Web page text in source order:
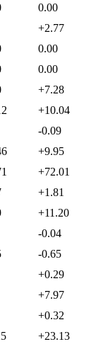
0.00
+2.77
0.00
0.00
+7.28
+10.04
-0.09
+9.95
+72.01
+1.81
+11.20
-0.04
-0.65
+0.29
+7.97
+0.32
+23.13